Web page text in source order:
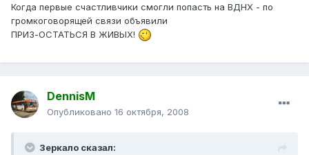
Когда первые счастливчики смогли попасть на ВДНХ - по
громкоговорящей связи объявили
ПРИЗ-ОСТАТЬСЯ В ЖИВЫХ!
DennisM
Опубликовано 16 октября, 2008
Зеркало сказал: